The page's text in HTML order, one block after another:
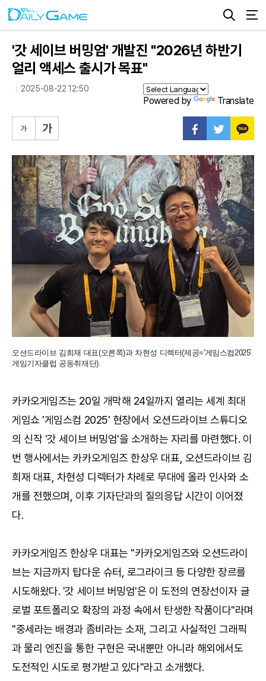
'갓 세이브 버밍엄' 개발진 "2026년 하반기
얼리 액세스 출시가 목표"
2025-08-22 12:50
Powered by Translate
오션드라이브 김희재 대표(오른쪽)과 차현성 디렉터(제공='게임스컴2025'
게임기자클럽 공동취재단).
카카오게임즈는 20일 개막해 24일까지 열리는 세계 최대
게임쇼 '게임스컴 2025' 현장에서 오션드라이브 스튜디오
의 신작 '갓 세이브 버밍엄'을 소개하는 자리를 마련했다. 이
번 행사에서는 카카오게임즈 한상우 대표, 오션드라이브 김
희재 대표, 차현성 디렉터가 차례로 무대에 올라 인사와 소
개를 전했으며, 이후 기자단과의 질의응답 시간이 이어졌
다.
카카오게임즈 한상우 대표는 "카카오게임즈와 오션드라이
브는 지금까지 탑다운 슈터, 로그라이크 등 다양한 장르를
시도해왔다. '갓 세이브 버밍엄'은 이 도전의 연장선이자 글
로벌 포트폴리오 확장의 과정 속에서 탄생한 작품이다"라며
"중세라는 배경과 좀비라는 소재, 그리고 사실적인 그래픽
과 물리 엔진을 통한 구현은 국내뿐만 아니라 해외에서도
도전적인 시도로 평가받고 있다"라고 소개했다.